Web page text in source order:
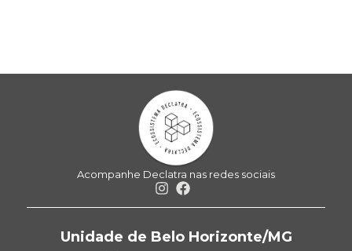
Acompanhe Declatra nas redes sociais
Unidade de Belo Horizonte/MG